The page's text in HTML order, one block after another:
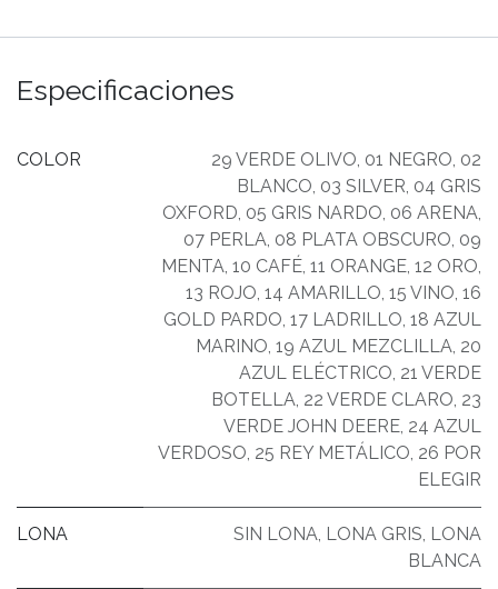
Especificaciones
COLOR 29 VERDE OLIVO, 01 NEGRO, 02
BLANCO, 03 SILVER, 04 GRIS
OXFORD, 05 GRIS NARDO, 06 ARENA,
07 PERLA, 08 PLATA OBSCURO, 09
MENTA, 10 CAFÉ, 11 ORANGE, 12 ORO,
13 ROJO, 14 AMARILLO, 15 VINO, 16
GOLD PARDO, 17 LADRILLO, 18 AZUL
MARINO, 19 AZUL MEZCLILLA, 20
AZUL ELÉCTRICO, 21 VERDE
BOTELLA, 22 VERDE CLARO, 23
VERDE JOHN DEERE, 24 AZUL
VERDOSO, 25 REY METÁLICO, 26 POR
ELEGIR
LONA SIN LONA, LONA GRIS, LONA
BLANCA